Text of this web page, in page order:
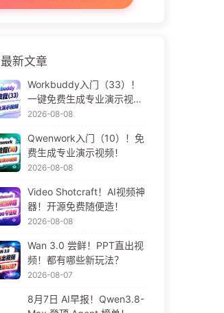
最新文章
Workbuddy入门（33）！
一键免费生成专业演示视
频！
2026-08-08
Qwenwork入门（10）！免
费生成专业演示视频！
2026-08-08
Video Shotcraft！AI视频神
器！开源免费随便造！
2026-08-08
Wan 3.0 尝鲜！PPT直出视
频！都有哪些新玩法？
2026-08-07
8月7日 AI早报！Qwen3.8-